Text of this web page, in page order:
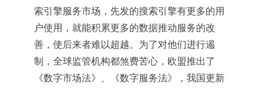
索引擎服务市场，先发的搜索引擎有更多的用
户使用，就能积累更多的数据推动服务的改
善，使后来者难以超越。为了对他们进行遏
制，全球监管机构都煞费苦心，欧盟推出了
《数字市场法》、《数字服务法》，我国更新